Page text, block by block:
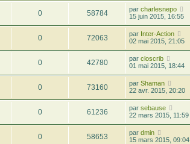
0 58784 par charlesnepo
15 juin 2015, 16:55
0 72063 par Inter-Action
02 mai 2015, 21:05
0 42780 par closcrib
01 mai 2015, 18:44
0 73160 par Shaman
22 avr. 2015, 20:20
0 61236 par sebause
22 mars 2015, 11:59
0 58653 par dmin
15 mars 2015, 09:04